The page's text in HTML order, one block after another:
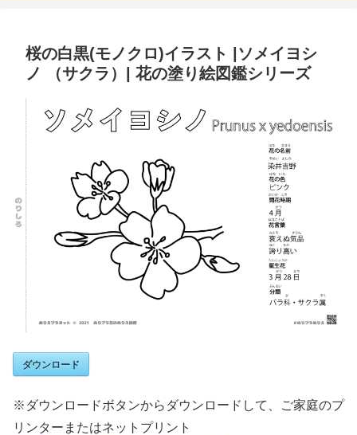
桜の白黒(モノクロ)イラスト |ソメイヨシ
ノ （サクラ）| 花の塗り絵図鑑シリーズ
ダウンロード
※ダウンロードボタンからダウンロードして、ご家庭のプ
リンターまたはネットプリント